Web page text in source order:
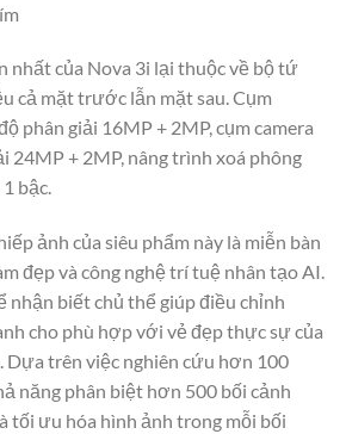
nhất của Nova 3i lại thuộc về bộ tứ
cả mặt trước lẫn mặt sau. Cụm
phân giải 16MP + 2MP, cụm camera
24MP + 2MP, nâng trình xoá phông
bậc.
ảnh của siêu phẩm này là miễn bàn
đẹp và công nghệ trí tuệ nhân tạo AI.
nhận biết chủ thể giúp điều chỉnh
cho phù hợp với vẻ đẹp thực sự của
Dựa trên việc nghiên cứu hơn 100
năng phân biệt hơn 500 bối cảnh
tối ưu hóa hình ảnh trong mỗi bối